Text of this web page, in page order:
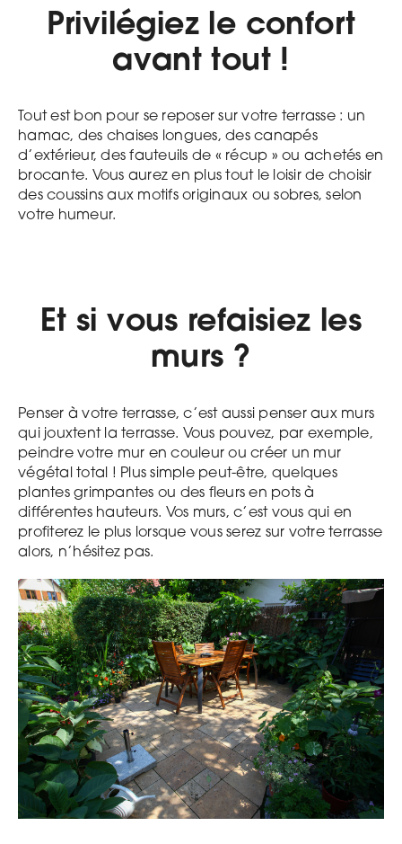
Privilégiez le confort
avant tout !
Tout est bon pour se reposer sur votre terrasse : un
hamac, des chaises longues, des canapés
d’extérieur, des fauteuils de « récup » ou achetés en
brocante. Vous aurez en plus tout le loisir de choisir
des coussins aux motifs originaux ou sobres, selon
votre humeur.
Et si vous refaisiez les
murs ?
Penser à votre terrasse, c’est aussi penser aux murs
qui jouxtent la terrasse. Vous pouvez, par exemple,
peindre votre mur en couleur ou créer un mur
végétal total ! Plus simple peut-être, quelques
plantes grimpantes ou des fleurs en pots à
différentes hauteurs. Vos murs, c’est vous qui en
profiterez le plus lorsque vous serez sur votre terrasse
alors, n’hésitez pas.